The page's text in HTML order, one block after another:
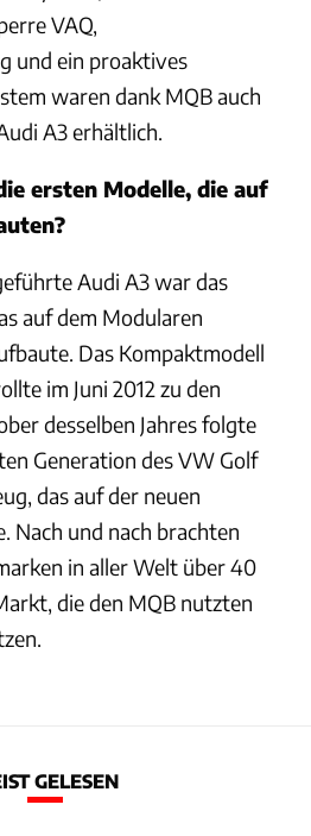
VAQ,
und ein proaktives
waren dank MQB auch
A3 erhältlich.
ersten Modelle, die auf
Audi A3 war das
auf dem Modularen
Das Kompaktmodell
im Juni 2012 zu den
desselben Jahres folgte
Generation des VW Golf
das auf der neuen
Nach und nach brachten
in aller Welt über 40
die den MQB nutzten
GELESEN